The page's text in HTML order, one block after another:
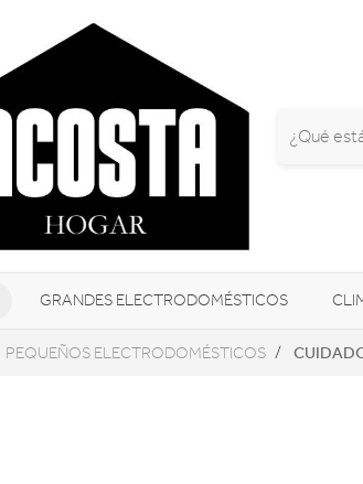
GRANDES ELECTRODOMÉSTICOS
TELEVISORES Y REPRODUCTORES
PEQUEÑOS ELECTRODOMÉSTICOS